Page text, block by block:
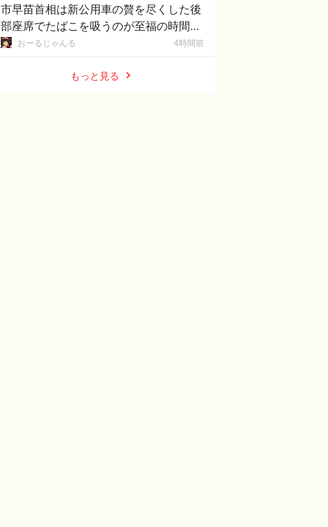
市早苗首相は新公用車の贅を尽くした後
部座席でたばこを吸うのが至福の時間
「どんどん延びる乗車時間」
おーるじゃんる 4時間前
もっと見る